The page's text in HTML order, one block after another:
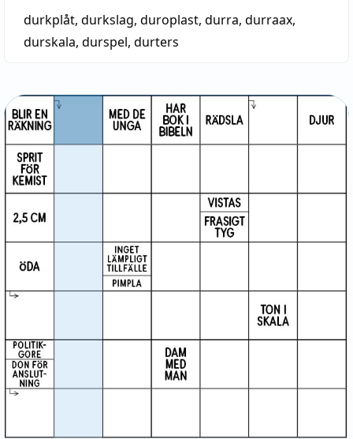
durkplåt, durkslag, duroplast, durra, durraax,
durskala, durspel, durters